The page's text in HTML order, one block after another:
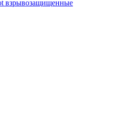
взрывозащищенные